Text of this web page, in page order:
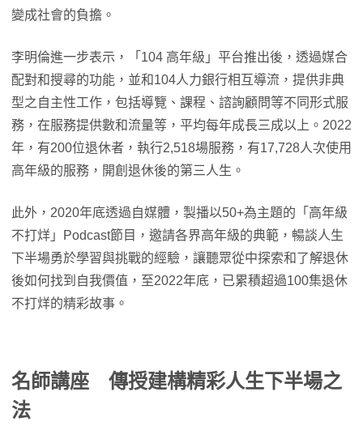
變成社會的負擔。
李明倫進一步表示，「104 高年級」平台推出後，透過媒合
配對和搜尋的功能，並和104人力銀行相互導流，提供非典
型之自主性工作，包括導覽、課程、諮詢顧問等不同形式服
務，在服務提供數和流量等，平均每年成長三成以上。2022
年，有200位退休者，執行2,518場服務，有17,728人次使用
高年級的服務，開創退休後的第三人生。
此外，2020年底透過自媒體，製播以50+為主題的「高年級
不打烊」Podcast節目，邀請各界高年級的典範，暢談人生
下半場勇於學習與挑戰的經驗，讓聽眾從中探索和了解退休
後如何找到自我價值，至2022年底，已累積超過100集退休
不打烊的精彩故事。
名師講座 傳授建構精彩人生下半場之
法